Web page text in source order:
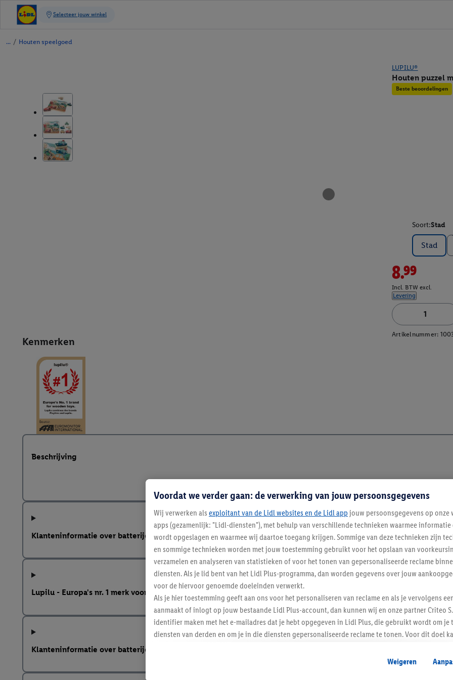
/ Houten speelgoed
LUPILU®
Houten puzzel
Beste beoordelingen
Kenmerken
Soort:Stad
Stad
8.99
Incl. BTW excl.
Levering
Artikelnummer:
Beschrijving
Klanteninformatie over batterijen Europese Batterijenverordening
Lupilu - Europa's nr. 1 merk voor houten speelgoed
Klanteninformatie over batterijen Europese Batterijenverordening
Voordat we verder gaan: de verwerking van jouw persoonsgegevens
Wij verwerken als exploitant van de Lidl websites en de Lidl app jouw persoonsgegevens op onze
apps (gezamenlijk: "Lidl-diensten"), met behulp van verschillende technieken waarmee
wordt opgeslagen en waarmee wij daartoe toegang krijgen. Sommige van deze technieken zijn
en sommige technieken worden met jouw toestemming gebruikt voor het opslaan van
verzamelen en analyseren van statistieken of voor het tonen van gepersonaliseerde reclame
diensten. Als je lid bent van het Lidl Plus-programma, dan worden gegevens over jouw
voor de hiervoor genoemde doeleinden verwerkt.
Als je hier toestemming geeft aan ons voor het personaliseren van reclame en als je vervolgens
aanmaakt of inlogt op jouw bestaande Lidl Plus-account, dan kunnen wij en onze partner Criteo
identifier maken met het e-mailadres dat je hebt opgegeven in Lidl Plus, die gebruikt wordt om je
diensten van derden en om je in die diensten gepersonaliseerde reclame te tonen. Voor dit doel
Als je hiervoor toestemming geeft, dan kunnen retargeting advertenties worden weergegeven
Weigeren